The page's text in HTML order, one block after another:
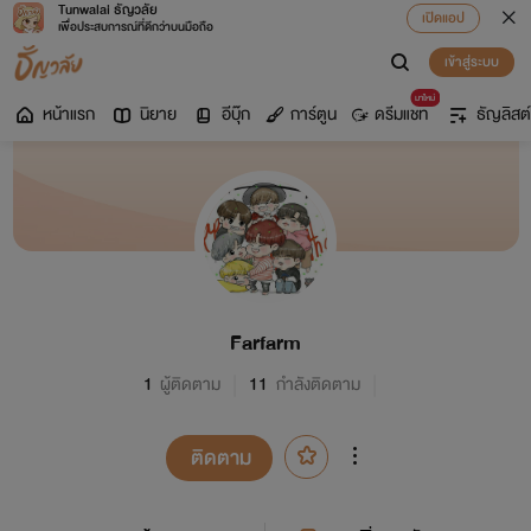
Tunwalai ธัญวลัย
เพื่อประสบการณ์ที่ดีกว่าบนมือถือ
เปิดแอป
เข้าสู่ระบบ
หน้าแรก นิยาย อีบุ๊ก การ์ตูน
มาใหม่
ดรีมแชท ธัญลิสต์
Farfarm
1 ผู้ติดตาม 11 กำลังติดตาม
ติดตาม